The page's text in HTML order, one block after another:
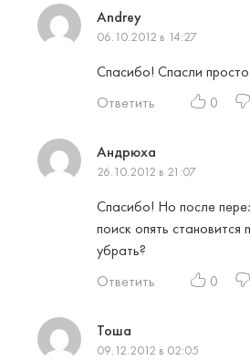
Andrey
06.10.2012 в 14:27
Спасибо! Спасли
Ответить
0
Андрюха
26.10.2012 в 21:07
Спасибо! Но после
поиск опять становится
убрать?
Ответить
0
Тоша
09.12.2012 в 02:05